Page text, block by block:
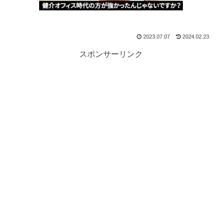
2023.07.07 2024.02.23
スポンサーリンク